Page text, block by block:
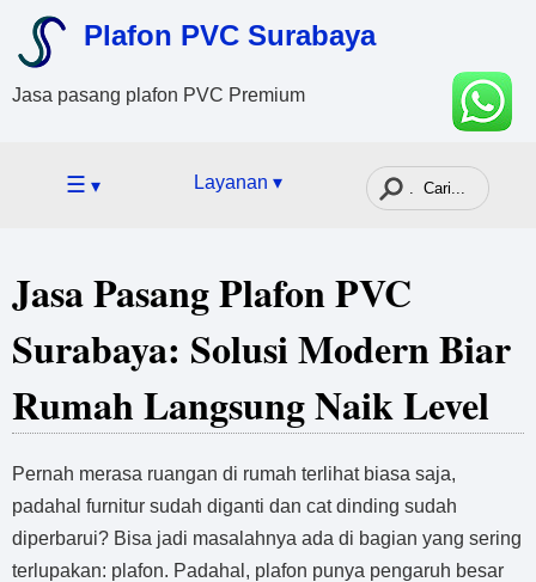
Plafon PVC Surabaya
Jasa pasang plafon PVC Premium
☰ ▾ Layanan ▾
Jasa Pasang Plafon PVC
Surabaya: Solusi Modern Biar
Rumah Langsung Naik Level
Pernah merasa ruangan di rumah terlihat biasa saja,
padahal furnitur sudah diganti dan cat dinding sudah
diperbarui? Bisa jadi masalahnya ada di bagian yang sering
terlupakan: plafon. Padahal, plafon punya pengaruh besar